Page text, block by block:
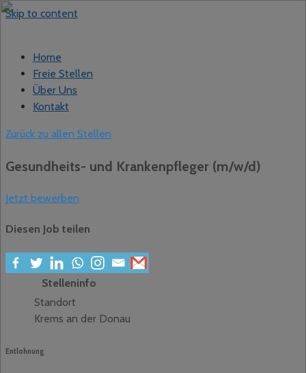
Skip to content
Home
Freie Stellen
Über Uns
Kontakt
Zurück zu allen Stellen
Gesundheits- und Krankenpfleger (m/w/d)
Jetzt bewerben
Diesen Job teilen
Stelleninfo
Standort
Krems an der Donau
Entlohnung